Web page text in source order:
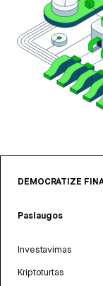
DEMOCRATIZE
Paslaugos
Investavimas
Kriptoturtas